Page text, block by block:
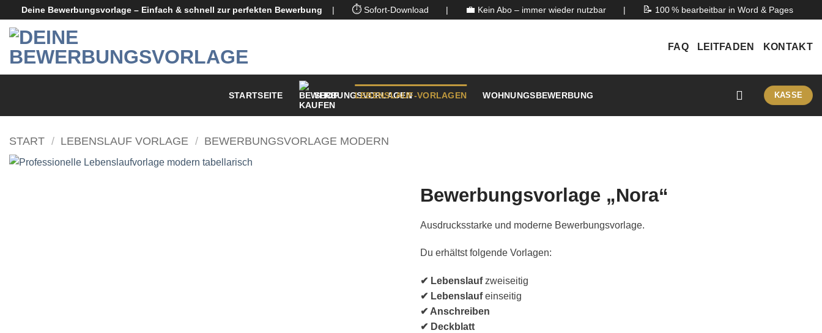
Inhalt
springen
Deine Bewerbungsvorlage – Einfach & schnell zur perfekten Bewerbung | ⏱️ Sofort-Download | 💼 Kein Abo – immer wieder nutzbar | 📝 100 % bearbeitbar in Word & Pages
FAQ LEITFADEN KONTAKT
STARTSEITE SHOP LEBENSLAUF-VORLAGEN WOHNUNGSBEWERBUNG KASSE
START / LEBENSLAUF VORLAGE / BEWERBUNGSVORLAGE MODERN
Bewerbungsvorlage „Nora“
Ausdrucksstarke und moderne Bewerbungsvorlage.
Du erhältst folgende Vorlagen:
✔ Lebenslaufzweiseitig
✔ Lebenslaufeinseitig
✔ Anschreiben
✔ Deckblatt